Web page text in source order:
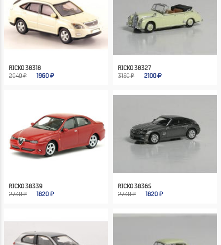
RICKO 38318
2940 ₽
1960
RICKO 38327
3150 ₽
2100
RICKO 38339
2730 ₽
1820
RICKO 38365
2730 ₽
1820